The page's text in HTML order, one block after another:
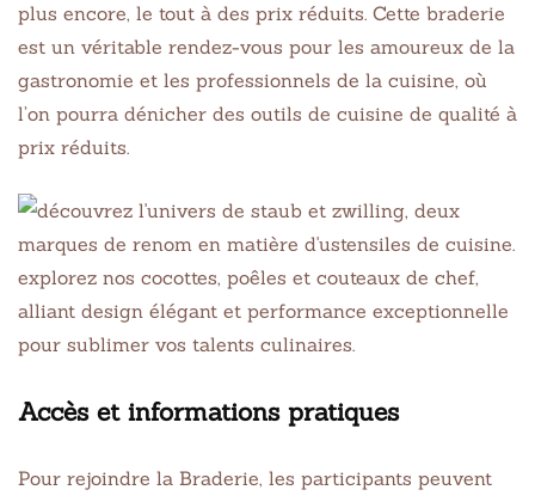
plus encore, le tout à des prix réduits. Cette braderie
est un véritable rendez-vous pour les amoureux de la
gastronomie et les professionnels de la cuisine, où
l’on pourra dénicher des outils de cuisine de qualité à
prix réduits.
Accès et informations pratiques
Pour rejoindre la Braderie, les participants peuvent